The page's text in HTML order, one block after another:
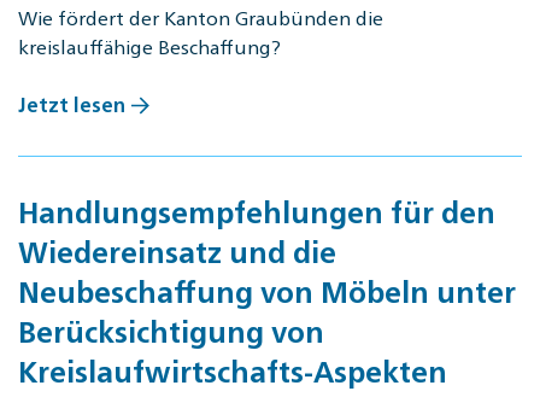
Wie fördert der Kanton Graubünden die
kreislauffähige Beschaffung?
Jetzt lesen
Handlungsempfehlungen für den
Wiedereinsatz und die
Neubeschaffung von Möbeln unter
Berücksichtigung von
Kreislaufwirtschafts-Aspekten